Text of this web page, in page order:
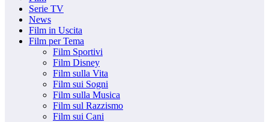
Serie TV
News
Film in Uscita
Film per Tema
Film Sportivi
Film Disney
Film sulla Vita
Film sui Sogni
Film sulla Musica
Film sul Razzismo
Film sui Cani